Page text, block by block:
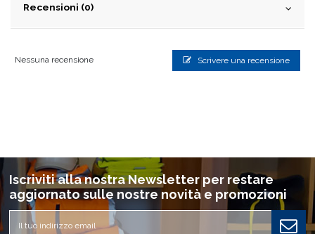
Recensioni (0)
Nessuna recensione Scrivere una recensione
Iscriviti alla nostra Newsletter per restare
aggiornato sulle nostre novità e promozioni